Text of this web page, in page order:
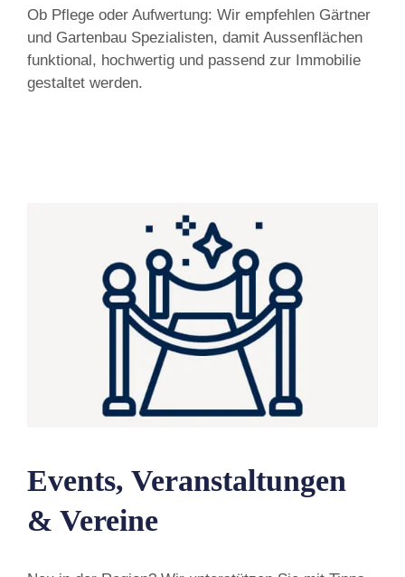
Ob Pflege oder Aufwertung: Wir empfehlen Gärtner
und Gartenbau Spezialisten, damit Aussenflächen
funktional, hochwertig und passend zur Immobilie
gestaltet werden.
Events, Veranstaltungen
& Vereine